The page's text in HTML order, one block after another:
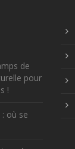
de
pour
!
où se